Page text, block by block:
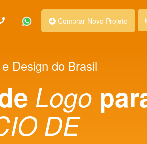
Comprar Novo Projeto
Design do Brasil
Logo
DE